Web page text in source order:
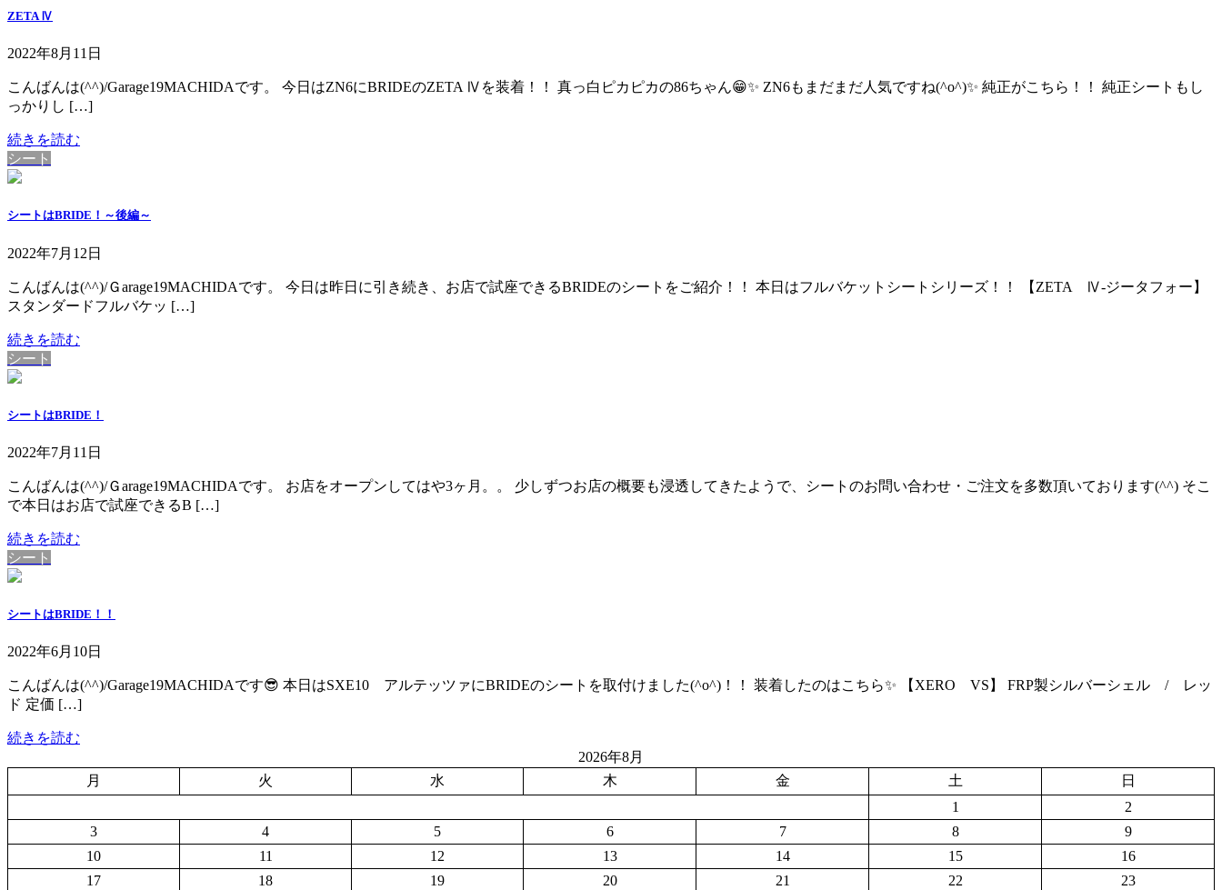
ZETA Ⅳ
2022年8月11日
こんばんは(^^)/Garage19MACHIDAです。 今日はZN6にBRIDEのZETA Ⅳを装着！！ 真っ白ピカピカの86ちゃん😁✨ ZN6もまだまだ人気ですね(^o^)✨ 純正がこちら！！ 純正シートもし
っかりし […]
続きを読む
シート
シートはBRIDE！～後編～
2022年7月12日
こんばんは(^^)/Ｇarage19MACHIDAです。 今日は昨日に引き続き、お店で試座できるBRIDEのシートをご紹介！！ 本日はフルバケットシートシリーズ！！ 【ZETA Ⅳ-ジータフォー】
スタンダードフルバケッ […]
続きを読む
シート
シートはBRIDE！
2022年7月11日
こんばんは(^^)/Ｇarage19MACHIDAです。 お店をオープンしてはや3ヶ月。。 少しずつお店の概要も浸透してきたようで、シートのお問い合わせ・ご注文を多数頂いております(^^) そこ
で本日はお店で試座できるB […]
続きを読む
シート
シートはBRIDE！！
2022年6月10日
こんばんは(^^)/Garage19MACHIDAです😎 本日はSXE10 アルテッツァにBRIDEのシートを取付けました(^o^)！！ 装着したのはこちら✨ 【XERO VS】 FRP製シルバーシェル / レッ
ド 定価 […]
続きを読む
2026年8月
月
火 水 木 金 土
日
1
2
3
4 5 6 7 8
9
10
11 12 13 14 15
16
17
18 19 20 21 22
23